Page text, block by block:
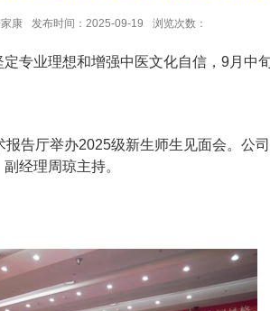
康 发布时间：2025-09-19 浏览次数：
专业理想和增强中医文化自信，9月中
告厅举办2025级新生师生见面会。公
经理周琼主持。